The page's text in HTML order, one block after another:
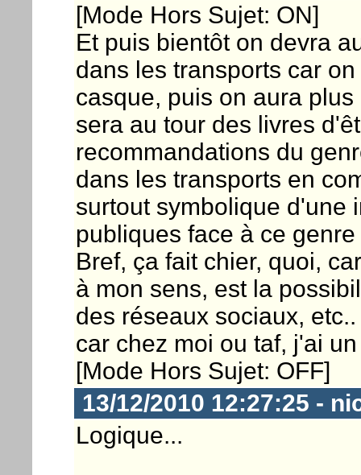
[Mode Hors Sujet: ON]
Et puis bientôt on devra
dans les transports car
casque, puis on aura
sera au tour des livres
recommandations du
dans les transports en
surtout symbolique d'une
publiques face à ce
Bref, ça fait chier, quoi,
à mon sens, est la
des réseaux sociaux,
car chez moi ou taf, j'ai
[Mode Hors Sujet: OFF]
13/12/2010 12:27:25 -
Logique...